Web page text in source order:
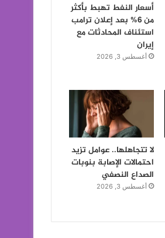
أسعار النفط تهبط بأكثر
من 6% بعد إعلان ترامب
استئناف المحادثات مع
إيران
أغسطس 3, 2026
لا تتجاهلها.. عوامل تزيد
احتمالات الإصابة بنوبات
الصداع النصفي
أغسطس 3, 2026